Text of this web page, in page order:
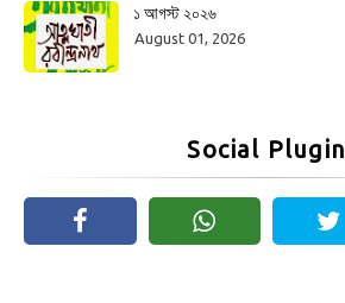
১ আগস্ট ২০২৬
August 01, 2026
Social Plugin